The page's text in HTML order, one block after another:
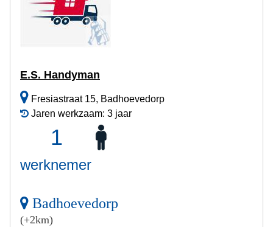
E.S. Handyman
Fresiastraat 15, Badhoevedorp
Jaren werkzaam: 3 jaar
1
werknemer
Badhoevedorp
(+2km)